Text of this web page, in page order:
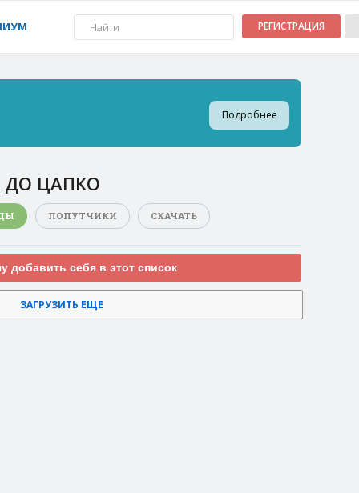
РЕГИСТРАЦИЯ
Подробнее
ЦАПКО
ПОПУТЧИКИ СКАЧАТЬ
добавить себя в этот список
ЗАГРУЗИТЬ ЕЩЕ